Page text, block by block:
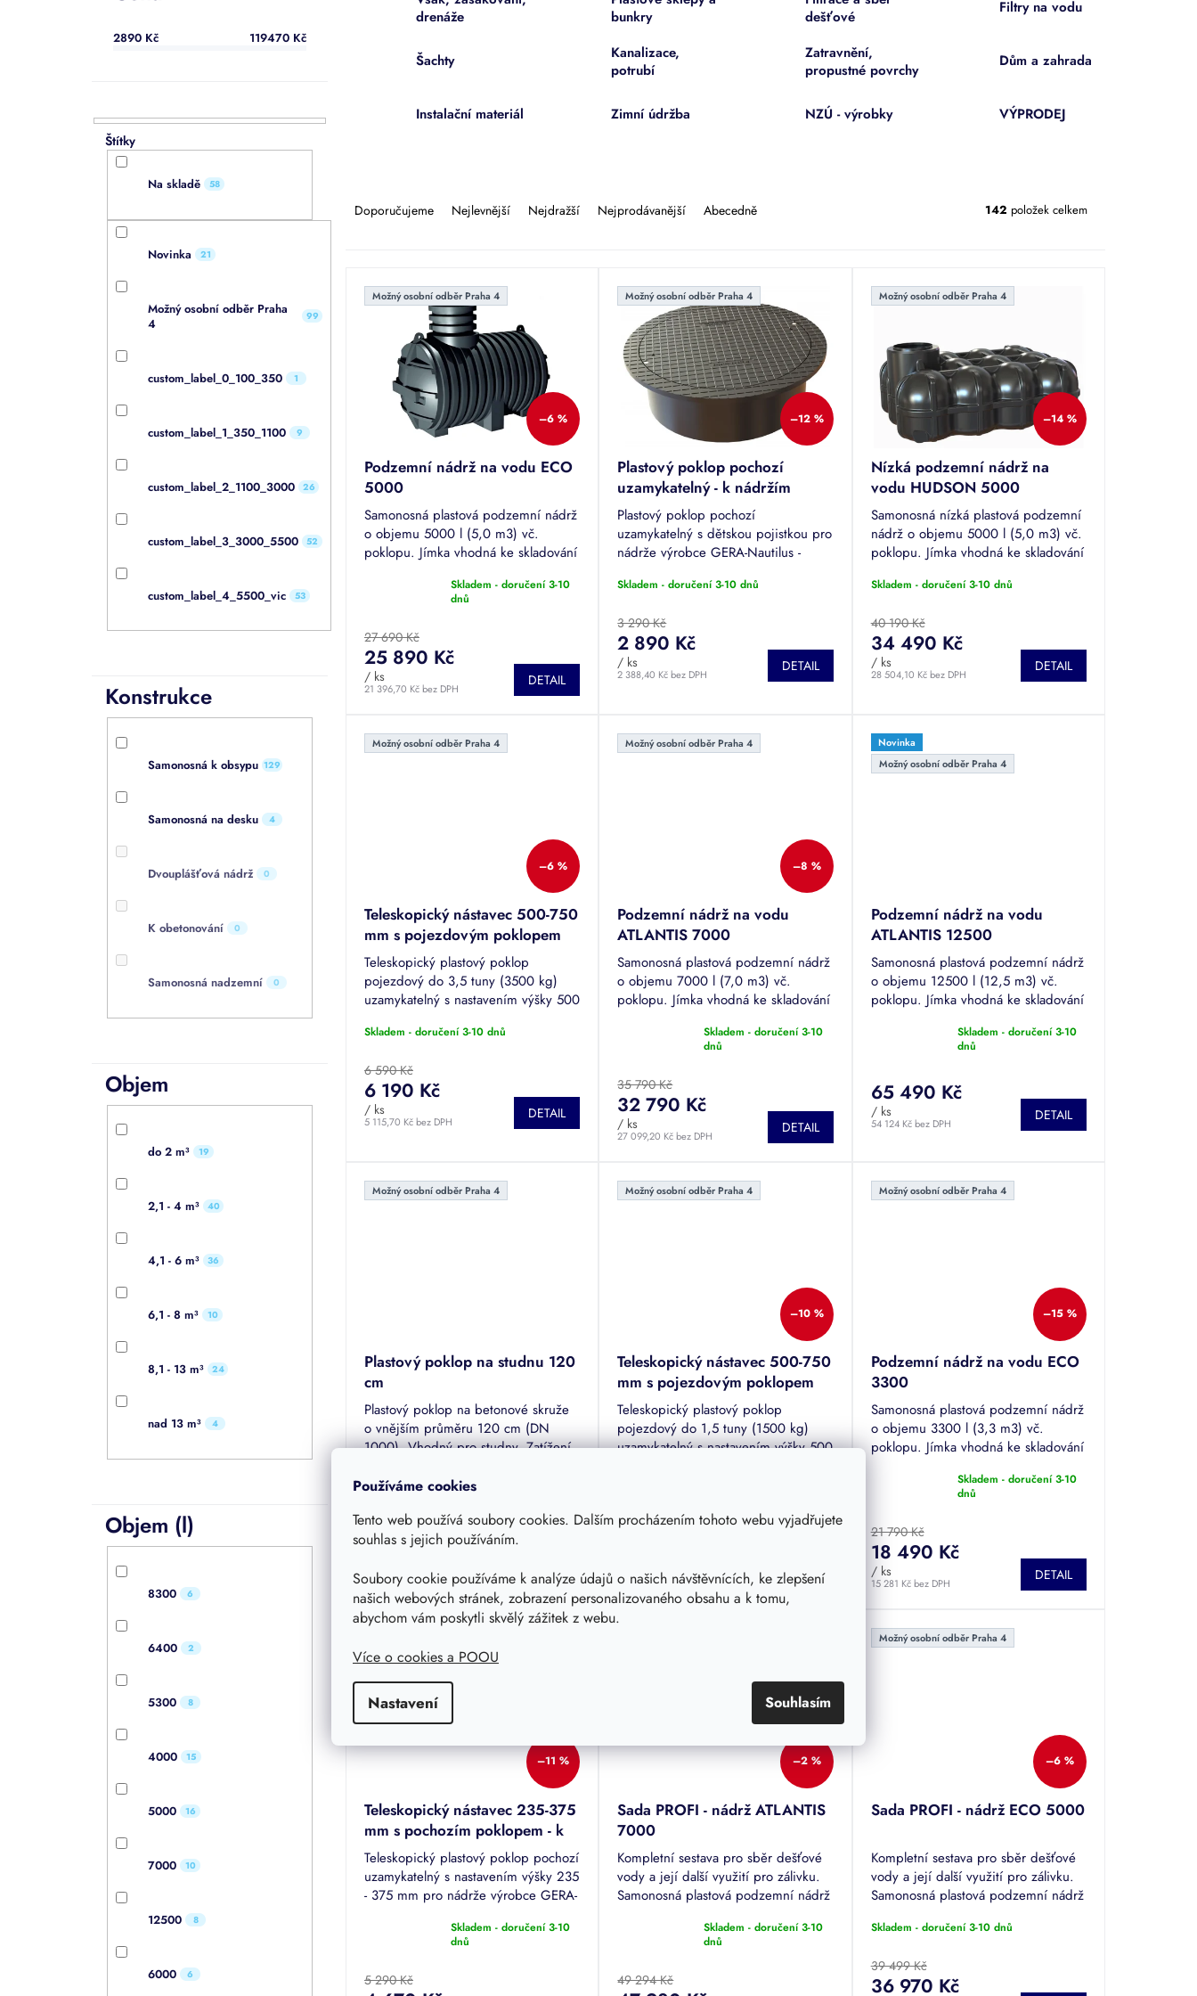
Používáme cookies
Tento web používá soubory cookies. Dalším procházením tohoto webu vyjadřujete
souhlas s jejich používáním.
Soubory cookie používáme k analýze údajů o našich návštěvnících, ke zlepšení
našich webových stránek, zobrazení personalizovaného obsahu a k tomu,
abychom vám poskytli skvělý zážitek z webu.
Více o cookies a POOU
Nastavení Souhlasím
2890 Kč 119470 Kč
Na skladě 58
Novinka 21
Možný osobní odběr Praha
4
99
custom_label_0_100_350 1
custom_label_1_350_1100 9
custom_label_2_1100_3000 26
custom_label_3_3000_5500 52
custom_label_4_5500_vic 53
Konstrukce
Samonosná k obsypu 129
Samonosná na desku 4
Dvouplášťová nádrž 0
K obetonování 0
Samonosná nadzemní 0
Objem
do 2 m³ 19
2,1 - 4 m³ 40
4,1 - 6 m³ 36
6,1 - 8 m³ 10
8,1 - 13 m³ 24
nad 13 m³ 4
Objem (l)
8300 6
6400 2
5300 8
4000 15
5000 16
7000 10
12500 8
6000 6
drenáže
bunkry
dešťové
Filtry na vodu
Šachty
Kanalizace,
potrubí
Zatravnění,
propustné povrchy
Dům a zahrada
Instalační materiál Zimní údržba NZÚ - výrobky VÝPRODEJ
Doporučujeme Nejlevnější Nejdražší Nejprodávanější Abecedně 142 položek celkem
Možný osobní odběr Praha 4
–6 %
Podzemní nádrž na vodu ECO
5000
Samonosná plastová podzemní nádrž
o objemu 5000 l (5,0 m3) vč.
poklopu. Jímka vhodná ke skladování
nejprodávanějších nádrží.
je
4,9
z
5
Skladem - doručení 3-10
dnů
27 690 Kč
21 396,70 Kč bez DPH
25 890 Kč
/ ks DETAIL
Možný osobní odběr Praha 4
–12 %
Plastový poklop pochozí
uzamykatelný - k nádržím
Nautilus
Plastový poklop pochozí
uzamykatelný s dětskou pojistkou pro
nádrže výrobce GERA-Nautilus -
HUDSON, MINI.
Skladem - doručení 3-10 dnů
3 290 Kč
2 388,40 Kč bez DPH
2 890 Kč
/ ks DETAIL
Možný osobní odběr Praha 4
–14 %
Nízká podzemní nádrž na
vodu HUDSON 5000
Samonosná nízká plastová podzemní
nádrž o objemu 5000 l (5,0 m3) vč.
poklopu. Jímka vhodná ke skladování
je možné pojíždět.
Skladem - doručení 3-10 dnů
40 190 Kč
28 504,10 Kč bez DPH
34 490 Kč
/ ks DETAIL
Možný osobní odběr Praha 4
–6 %
Teleskopický nástavec 500-750
mm s pojezdovým poklopem
do 3500 kg - k nádržím
Nautilus
Teleskopický plastový poklop
pojezdový do 3,5 tuny (3500 kg)
uzamykatelný s nastavením výšky 500
Nautilus - ATLANTIS, ECO, GLOBE,
Skladem - doručení 3-10 dnů
6 590 Kč
5 115,70 Kč bez DPH
6 190 Kč
/ ks DETAIL
Možný osobní odběr Praha 4
–8 %
Podzemní nádrž na vodu
ATLANTIS 7000
Samonosná plastová podzemní nádrž
o objemu 7000 l (7,0 m3) vč.
poklopu. Jímka vhodná ke skladování
je možné pojíždět.
je
4,7
z
5
Skladem - doručení 3-10
dnů
35 790 Kč
27 099,20 Kč bez DPH
32 790 Kč
/ ks DETAIL
Novinka
Možný osobní odběr Praha 4
Podzemní nádrž na vodu
ATLANTIS 12500
Samonosná plastová podzemní nádrž
o objemu 12500 l (12,5 m3) vč.
poklopu. Jímka vhodná ke skladování
je možné pojíždět.
je
5,0
z
Skladem - doručení 3-10
dnů
54 124 Kč bez DPH
65 490 Kč
/ ks DETAIL
Možný osobní odběr Praha 4
Plastový poklop na studnu 120
cm
Plastový poklop na betonové skruže
o vnějším průměru 120 cm (DN
1000). Vhodný pro studny. Zatížení
Zelená nebo černá barva.
Průměrné
produktu
je
z
5
hvězdiček.
Skladem - doručení 3-10
dnů
od 3 628,10 Kč bez DPH
od4 390 Kč
Možný osobní odběr Praha 4
–10 %
Teleskopický nástavec 500-750
mm s pojezdovým poklopem
do 1500 kg - k nádržím
Nautilus
Teleskopický plastový poklop
pojezdový do 1,5 tuny (1500 kg)
uzamykatelný s nastavením výšky 500
5 890 Kč
4 355,40 Kč bez DPH
Možný osobní odběr Praha 4
–15 %
Podzemní nádrž na vodu ECO
3300
Samonosná plastová podzemní nádrž
o objemu 3300 l (3,3 m3) vč.
poklopu. Jímka vhodná ke skladování
nejprodávanějších nádrží.
je
4,5
z
5
Skladem - doručení 3-10
dnů
21 790 Kč
15 281 Kč bez DPH
18 490 Kč
/ ks DETAIL
–11 %
Teleskopický nástavec 235-375
mm s pochozím poklopem - k
nádržím Nautilus
Teleskopický plastový poklop pochozí
uzamykatelný s nastavením výšky 235
- 375 mm pro nádrže výrobce GERA-
OZEANIS, HUDSON, MINI.
je
Skladem - doručení 3-10
dnů
5 290 Kč
–2 %
Sada PROFI - nádrž ATLANTIS
7000
Kompletní sestava pro sběr dešťové
vody a její další využití pro zálivku.
Samonosná plastová podzemní nádrž
poklop, filtrační koš, čerpací sada...
je
Skladem - doručení 3-10
dnů
49 294 Kč
Možný osobní odběr Praha 4
–6 %
Sada PROFI - nádrž ECO 5000
Kompletní sestava pro sběr dešťové
vody a její další využití pro zálivku.
Samonosná plastová podzemní nádrž
poklop, filtrační koš, sifon,...
Skladem - doručení 3-10 dnů
39 499 Kč
36 970 Kč